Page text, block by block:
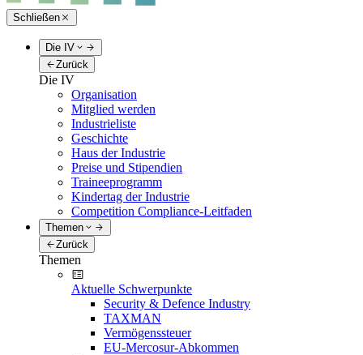
Schließen
Die IV
Zurück
Die IV
Organisation
Mitglied werden
Industrieliste
Geschichte
Haus der Industrie
Preise und Stipendien
Traineeprogramm
Kindertag der Industrie
Competition Compliance-Leitfaden
Themen
Zurück
Themen
Aktuelle Schwerpunkte
Security & Defence Industry
TAXMAN
Vermögenssteuer
EU-Mercosur-Abkommen